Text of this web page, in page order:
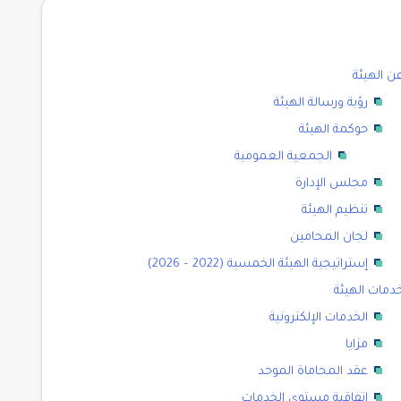
الهيئة
رؤية ورسالة الهيئة
حوكمة الهيئة
الجمعية العمومية
مجلس الإدارة
تنظيم الهيئة
لجان المحامين
إستراتيجية الهيئة الخمسية (2022 – 2026)
الهيئة
الخدمات الإلكترونية
مزايا
عقد المحاماة الموحد